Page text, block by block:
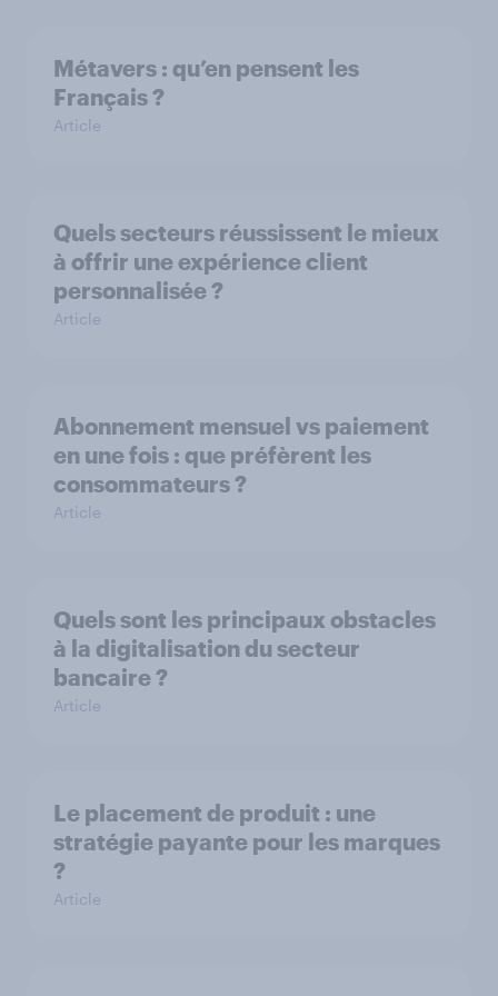
Métavers : qu’en pensent les
Français ?
Article
Quels secteurs réussissent le mieux
à offrir une expérience client
personnalisée ?
Article
Abonnement mensuel vs paiement
en une fois : que préfèrent les
consommateurs ?
Article
Quels sont les principaux obstacles
à la digitalisation du secteur
bancaire ?
Article
Le placement de produit : une
stratégie payante pour les marques
?
Article